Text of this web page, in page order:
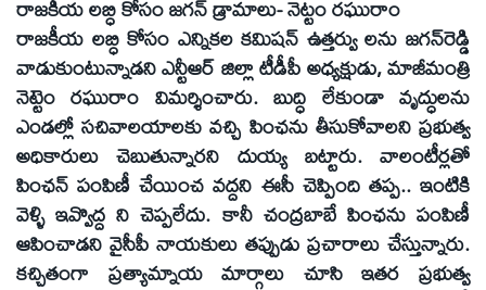
రాజకీయ లబ్ధి కోసం జగన్‌ డ్రామాలు- నెట్టం రఘురాం
రాజకీయ లబ్ధి కోసం ఎన్నికల కమిషన్‌ ఉత్తర్వు లను జగన్‌రెడ్డి
వాడుకుంటున్నాడని ఎన్టీఆర్‌ జిల్లా టీడీపీ అధ్యక్షుడు, మాజీమంత్రి
నెట్టెం రఘురాం విమర్శించారు. బుద్ధి లేకుండా వృద్ధులను
ఎండల్లో సచివాలయాలకు వచ్చి పింఛను తీసుకోవాలని ప్రభుత్వ
అధికారులు చెబుతున్నారని దుయ్య బట్టారు. వాలంటీర్లతో
పింఛన్‌ పంపిణీ చేయించ వద్దని ఈసీ చెప్పింది తప్ప.. ఇంటికి
వెళ్ళి ఇవ్వొద్ద ని చెప్పలేదు. కానీ చంద్రబాబే పింఛను పంపిణీ
ఆపించాడని వైసీపీ నాయకులు తప్పుడు ప్రచారాలు చేస్తున్నారు.
కచ్చితంగా ప్రత్యామ్నాయ మార్గాలు చూసి ఇతర ప్రభుత్వ